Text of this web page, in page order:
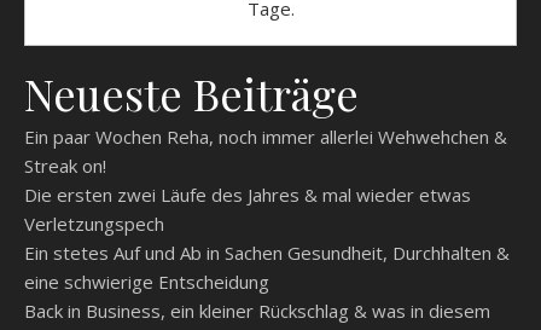
Tage.
Neueste Beiträge
Ein paar Wochen Reha, noch immer allerlei Wehwehchen &
Streak on!
Die ersten zwei Läufe des Jahres & mal wieder etwas
Verletzungspech
Ein stetes Auf und Ab in Sachen Gesundheit, Durchhalten &
eine schwierige Entscheidung
Back in Business, ein kleiner Rückschlag & was in diesem